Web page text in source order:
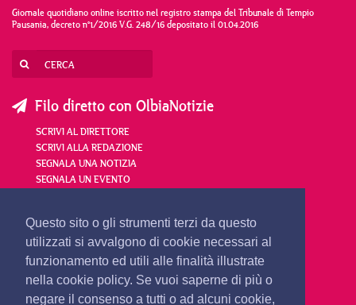
Questo sito o gli strumenti terzi da questo
utilizzati si avvalgono di cookie necessari al
funzionamento ed utili alle finalità illustrate
nella cookie policy. Se vuoi saperne di più o
negare il consenso a tutti o ad alcuni cookie,
Giornale quotidiano online iscritto nel registro stampa del Tribunale di Tempio
Pausania, decreto n°1/2016 V.G. 248/16 depositato il 01.04.2016
Filo diretto con OlbiaNotizie
SCRIVI AL DIRETTORE
SCRIVI ALLA REDAZIONE
SEGNALA UNA NOTIZIA
SEGNALA UN EVENTO
redazione@olbianotizie.it